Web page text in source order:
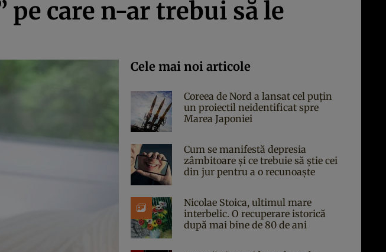
pe care n-ar trebui să le
Cele mai noi articole
Coreea de Nord a lansat cel puțin
un proiectil neidentificat spre
Marea Japoniei
Cum se manifestă depresia
zâmbitoare și ce trebuie să știe cei
din jur pentru a o recunoaște
Nicolae Stoica, ultimul mare
interbelic. O recuperare istorică
după mai bine de 80 de ani